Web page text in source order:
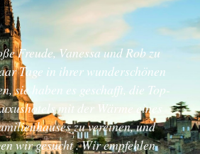
Freude, Vanessa und Rob zu
Tage in ihrer wunderschönen
sie haben es geschafft, die Top-
mit der Wärme eines
zu vereinen, und
wir gesucht . Wir empfehlen